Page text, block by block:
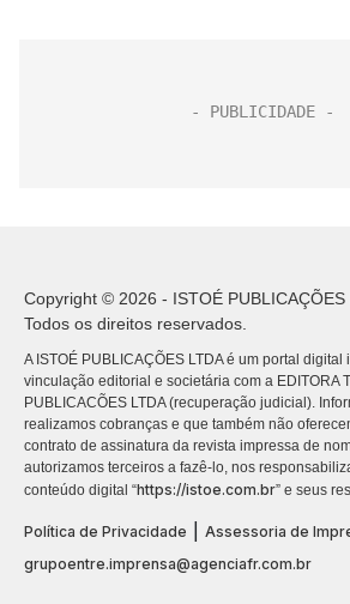
Copyright © 2026 - ISTOÉ PUBLICAÇÕES
Todos os direitos reservados.
A ISTOÉ PUBLICAÇÕES LTDA é um portal
vinculação editorial e societária com a EDITORA
PUBLICACÕES LTDA (recuperação judicial).
realizamos cobranças e que também não
contrato de assinatura da revista impressa de
autorizamos terceiros a fazê-lo, nos
conteúdo digital “https://istoe.com.br” e seus
Política de Privacidade
Assessoria de
grupoentre.imprensa@agenciafr.com.br